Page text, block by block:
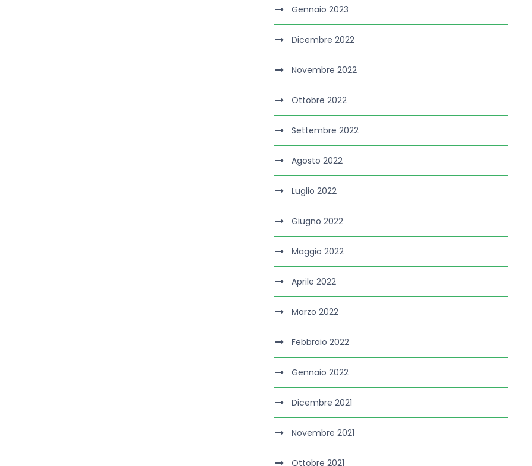
Gennaio 2023
Dicembre 2022
Novembre 2022
Ottobre 2022
Settembre 2022
Agosto 2022
Luglio 2022
Giugno 2022
Maggio 2022
Aprile 2022
Marzo 2022
Febbraio 2022
Gennaio 2022
Dicembre 2021
Novembre 2021
Ottobre 2021